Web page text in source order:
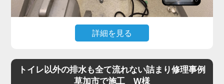
は取り出しが不可能だったため、便器を一度取り外す脱着
作業で対処しました。
便器を慎重に外し、裏側の排水経路を確認すると、小さな
プラスチックのおもちゃが排水管の入口で完全に引っかか
異物を取り除き、排水路の汚れや残留物も清掃したうえで
再度便器を設置し、通水テストを行うと問題なくスムーズ
詳細を見る
すというご相談がありました。
現場で便器の状態を確認すると、一時的には流れてもすぐ
トイレ以外の排水も全て流れない詰まり修理事例
草加市で施工 W様